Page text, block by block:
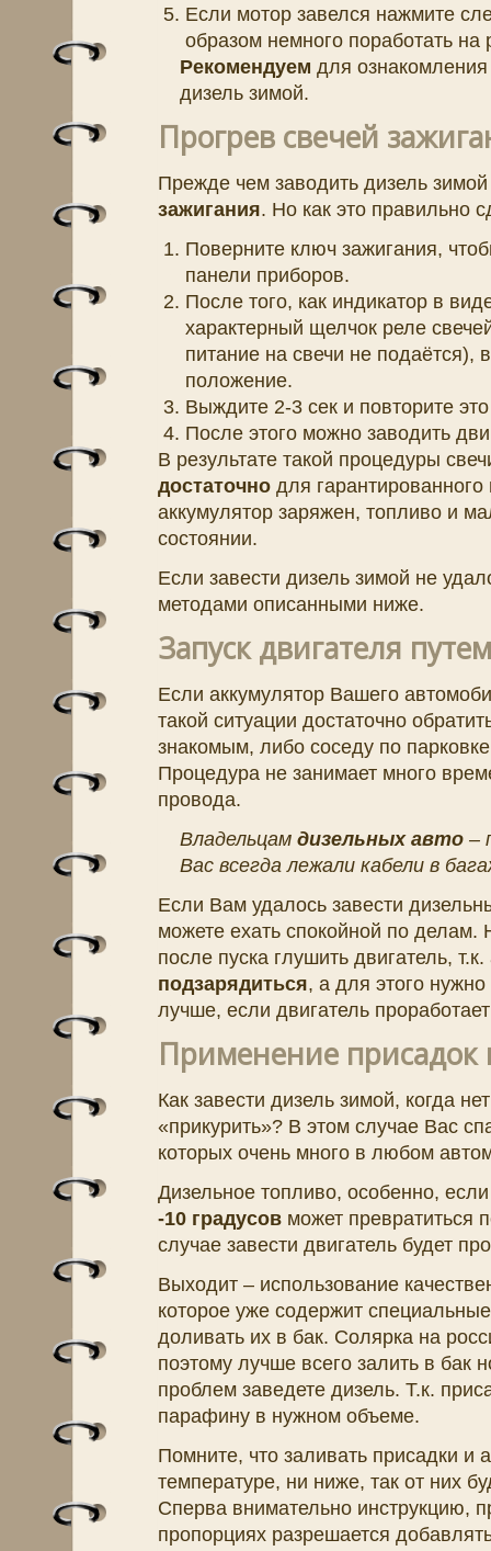
Если мотор завелся нажмите
образом немного поработать на
Рекомендуем для ознакомления
дизель зимой.
Прогрев свечей
Прежде чем заводить дизель
зажигания. Но как это правильно
Поверните ключ зажигания,
панели приборов.
После того, как индикатор в
характерный щелчок реле
питание на свечи не подаётся),
положение.
Выждите 2-3 сек и повторите
После этого можно заводить
В результате такой процедуры
достаточнодля гарантированного
аккумулятор заряжен, топливо и
состоянии.
Если завести дизель зимой не
методами описанными ниже.
Запуск двигателя
Если аккумулятор Вашего
такой ситуации достаточно
знакомым, либо соседу по
Процедура не занимает много
провода.
Владельцам дизельных авто–
Вас всегда лежали кабели в
Если Вам удалось завести
можете ехать спокойной по делам.
после пуска глушить двигатель,
подзарядиться, а для этого
лучше, если двигатель
Применение присадок
Как завести дизель зимой, когда
«прикурить»? В этом случае Вас
которых очень много в любом
Дизельное топливо, особенно,
-10 градусов может превратиться
случае завести двигатель будет
Выходит – использование
которое уже содержит
доливать их в бак. Солярка на
поэтому лучше всего залить в бак
проблем заведете дизель. Т.к.
парафину в нужном объеме.
Помните, что заливать присадки и
температуре, ни ниже, так от них
Сперва внимательно инструкцию,
пропорциях разрешается